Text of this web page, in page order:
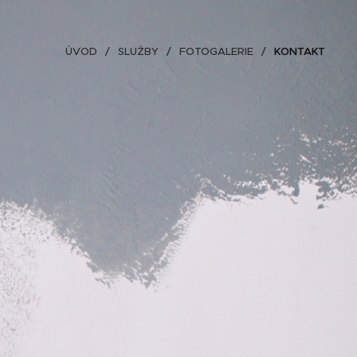
ÚVOD SLUŽBY FOTOGALERIE KONTAKT